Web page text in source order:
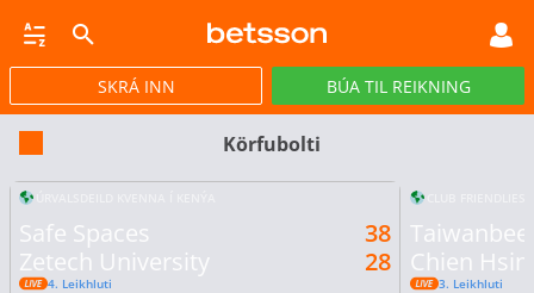
GULLPOTTAR PÓKER TILBOÐ VIRTUAL
SKRÁ INN BÚA TIL REIKNING
Körfubolti
Safe Spaces
Zetech University
38
28
4. Leikhluti
Chien
3. Leikhluti